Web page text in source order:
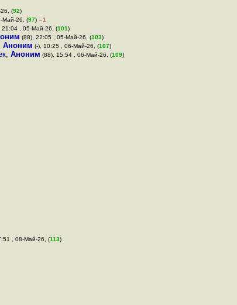
(92)
Май-26, (97) –1
21:04 , 05-Май-26, (101)
(88), 22:05 , 05-Май-26, (103)
Аноним (-), 10:25 , 06-Май-26, (107)
, Аноним (88), 15:54 , 06-Май-26, (109)
, 08-Май-26, (113)